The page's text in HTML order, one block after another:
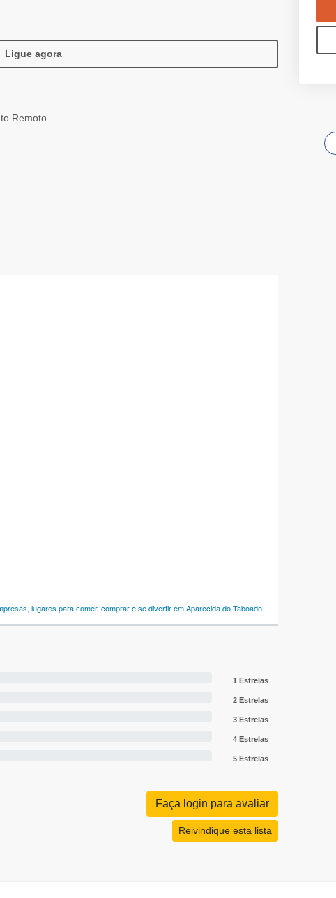
Ligue agora
Remoto
lugares para comer, comprar e se divertir em Aparecida do Taboado.
1 Estrelas
2 Estrelas
3 Estrelas
4 Estrelas
5 Estrelas
Faça login para avaliar
Reivindique esta lista